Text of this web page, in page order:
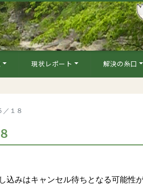
現状レポート 解決の糸口
／１８
込みはキャンセル待ちとなる可能性